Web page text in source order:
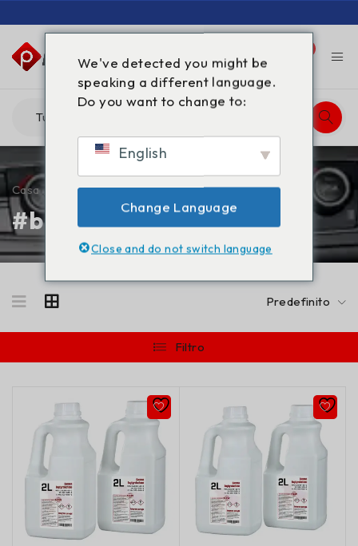
#buygblcleaneronline
Casa / Prodotti taggati “#buygblcleaneronline”
Predefinito
Filtro
We've detected you might be
speaking a different language.
Do you want to change to:
English
Change Language
Close and do not switch language